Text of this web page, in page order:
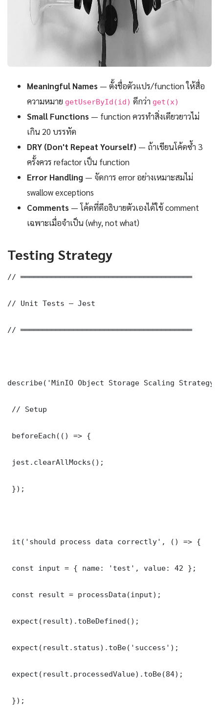
Meaningful Names — ตั้งชื่อตัวแปร/function ให้สื่อ
ความหมาย getUserById(id) ดีกว่า get(x)
Small Functions — function ควรทำสิ่งเดียวยาวไม่
เกิน 20 บรรทัด
DRY (Don't Repeat Yourself) — ถ้าเขียนโค้ดซ้ำ 3
ครั้งควร refactor เป็น function
Error Handling — จัดการ error อย่างเหมาะสมไม่
swallow exceptions
Comments — โค้ดที่ดีอธิบายตัวเองได้ใช้ comment
เฉพาะเมื่อจำเป็น (why, not what)
Testing Strategy
// ═══════════════════════════════════════
// Unit Tests — Jest
// ═══════════════════════════════════════
describe('MinIO Object Storage Scaling
// Setup
beforeEach(() => {
jest.clearAllMocks();
});
it('should process data correctly', () => {
const input = { name: 'test', value: 42 };
const result = processData(input);
expect(result).toBeDefined();
expect(result.status).toBe('success');
expect(result.processedValue).toBe(84);
});